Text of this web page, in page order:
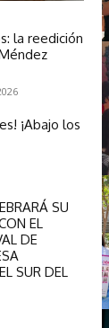
la reedición
¡Abajo los
SU
EL
DE
SUR DEL